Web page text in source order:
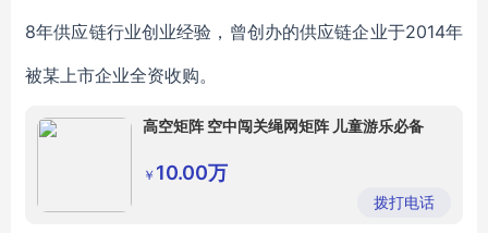
8年供应链行业创业经验，曾创办的供应链企业于2014年
被某上市企业全资收购。
高空矩阵 空中闯关绳网矩阵 儿童游乐必备
￥ 10.00万
拨打电话